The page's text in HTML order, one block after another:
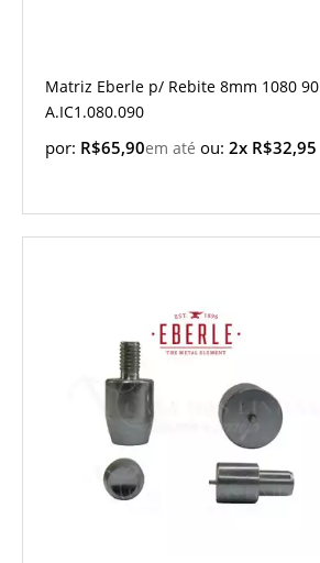
Matriz Eberle p/ Rebite 8mm 1080 90
A.IC1.080.090
por: R$65,90 ou: 2x R$32,95